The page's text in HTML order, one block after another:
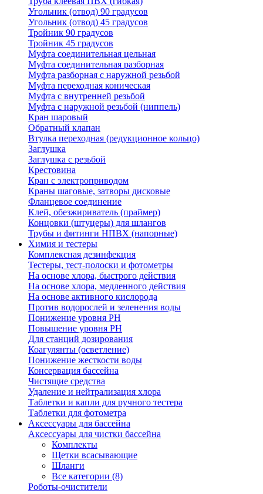
Угольник (отвод) 90 градусов
Угольник (отвод) 45 градусов
Тройник 90 градусов
Тройник 45 градусов
Муфта соединительная цельная
Муфта соединительная разборная
Муфта разборная с наружной резьбой
Муфта переходная коническая
Муфта с внутренней резьбой
Муфта с наружной резьбой (ниппель)
Кран шаровый
Обратный клапан
Втулка переходная (редукционное кольцо)
Заглушка
Заглушка с резьбой
Крестовина
Кран с электроприводом
Краны шаговые, затворы дисковые
Фланцевое соединение
Клей, обезжириватель (праймер)
Концовки (штуцеры) для шлангов
Трубы и фитинги НПВХ (напорные)
Химия и тестеры
Комплексная дезинфекция
Тестеры, тест-полоски и фотометры
На основе хлора, быстрого действия
На основе хлора, медленного действия
На основе активного кислорода
Против водорослей и зеленения воды
Понижение уровня РН
Повышение уровня РН
Для станций дозирования
Коагулянты (осветление)
Понижение жесткости воды
Консервация бассейна
Чистящие средства
Удаление и нейтрализация хлора
Таблетки и капли для ручного тестера
Таблетки для фотометра
Аксессуары для бассейна
Аксессуары для чистки бассейна
Комплекты
Щетки всасывающие
Шланги
Все категории (8)
Роботы-очистители